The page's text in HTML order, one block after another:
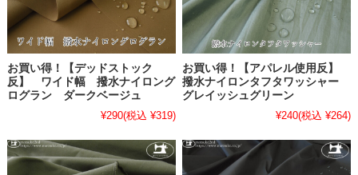
お買い得！【デッドストック
反】 ワイド幅 撥水ナイロング
ログラン ダークベージュ
¥290(税込 ¥319)
お買い得！【アパレル使用反】
撥水ナイロンタフタワッシャー
グレイッシュグリーン
¥240(税込 ¥264)